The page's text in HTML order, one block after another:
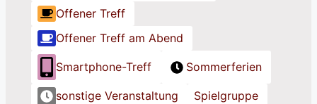
l
l
l
Offener Treff
Offener Treff am Abend
Smartphone-Treff Sommerferien
sonstige Veranstaltung
Spielgruppe